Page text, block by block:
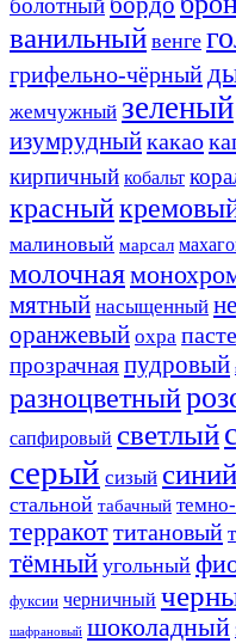
ванильный венге
грифельно-чёрный
жемчужный зеленый
изумрудныйкакао
кирпичный кобальт
красный
малиновый марсал
молочная
мятный насыщенный
оранжевый охра
прозрачнаяпудровый
разноцветный
сапфировый светлый
серый сизый синий
стальной табачный
терракоттитановый
тёмный угольный
фуксии черничный
шафрановый шоколадный